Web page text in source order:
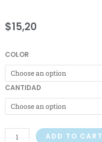
$15,20
COLOR
CANTIDAD
CERVICAL
quantity
ADD TO CART